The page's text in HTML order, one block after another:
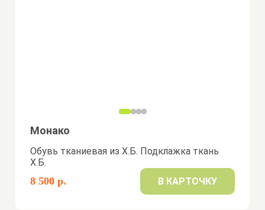
Монако
Обувь тканиевая из Х.Б. Подклажка ткань
Х.Б.
8 500 р. В КАРТОЧКУ